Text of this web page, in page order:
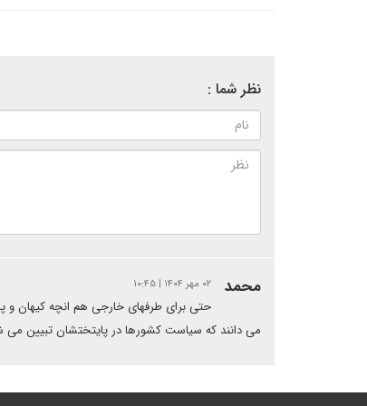
نظر شما :
محمد ۰۲ مهر ۱۴۰۴ | ۱۰:۴۵
حتی برای طرفهای خارجی هم انچه کیهان و
می دانند که سیاست کشورها در پایتختشان تبیین می